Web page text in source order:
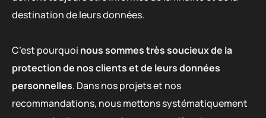
destination de leurs données.
C’est pourquoi nous sommes très soucieux de la
protection de nos clients et de leurs données
personnelles. Dans nos projets et nos
recommandations, nous mettons systématiquement